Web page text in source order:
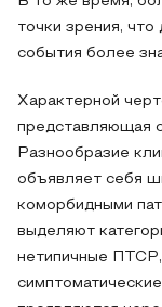
точки зрения,
события более
Характерной
представляющая
Разнообразие
объявляет себя
коморбидными
выделяют
нетипичные ПТСР,